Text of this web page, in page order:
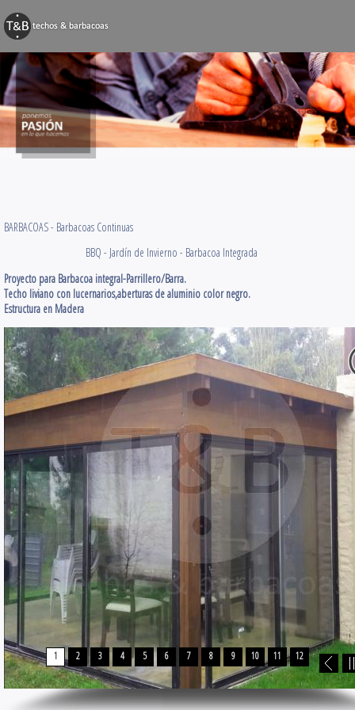
Decks y
Obras Varias
Contacto
BARBACOAS - Barbacoas Continuas
BBQ - Jardín de Invierno - Barbacoa Integrada
Proyecto para Barbacoa integral-Parrillero/Barra.
Techo liviano con lucernarios,aberturas de aluminio color negro.
Estructura en Madera
1 2 3 4 5 6 7 8 9 10 11 12